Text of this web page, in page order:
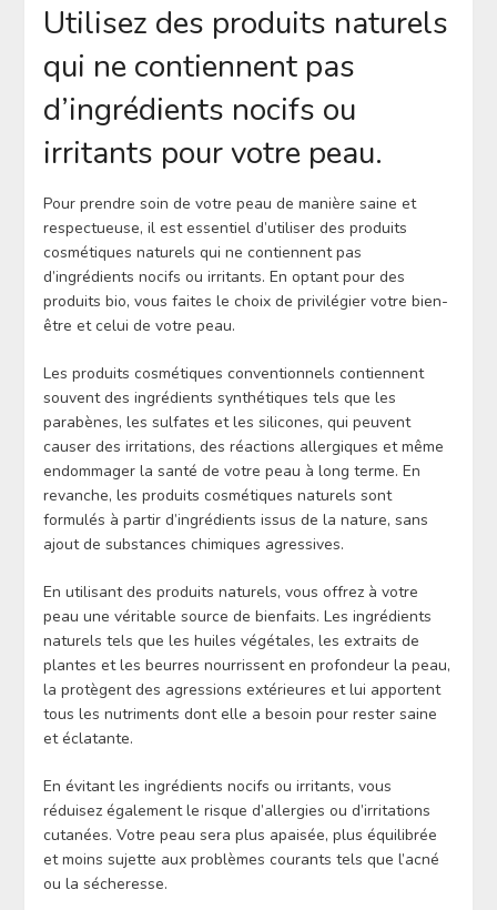
Utilisez des produits naturels
qui ne contiennent pas
d’ingrédients nocifs ou
irritants pour votre peau.
Pour prendre soin de votre peau de manière saine et
respectueuse, il est essentiel d’utiliser des produits
cosmétiques naturels qui ne contiennent pas
d’ingrédients nocifs ou irritants. En optant pour des
produits bio, vous faites le choix de privilégier votre bien-
être et celui de votre peau.
Les produits cosmétiques conventionnels contiennent
souvent des ingrédients synthétiques tels que les
parabènes, les sulfates et les silicones, qui peuvent
causer des irritations, des réactions allergiques et même
endommager la santé de votre peau à long terme. En
revanche, les produits cosmétiques naturels sont
formulés à partir d’ingrédients issus de la nature, sans
ajout de substances chimiques agressives.
En utilisant des produits naturels, vous offrez à votre
peau une véritable source de bienfaits. Les ingrédients
naturels tels que les huiles végétales, les extraits de
plantes et les beurres nourrissent en profondeur la peau,
la protègent des agressions extérieures et lui apportent
tous les nutriments dont elle a besoin pour rester saine
et éclatante.
En évitant les ingrédients nocifs ou irritants, vous
réduisez également le risque d’allergies ou d’irritations
cutanées. Votre peau sera plus apaisée, plus équilibrée
et moins sujette aux problèmes courants tels que l’acné
ou la sécheresse.